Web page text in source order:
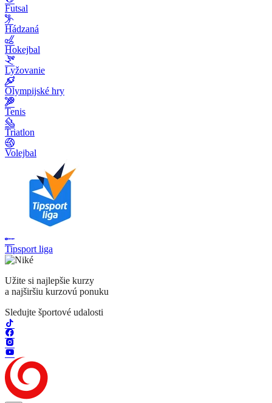
Futsal
Hádzaná
Hokejbal
Lyžovanie
Olympijské hry
Tenis
Triatlon
Volejbal
Tipsport liga
Užite si najlepšie kurzy
a najširšiu kurzovú ponuku
Sledujte športové udalosti